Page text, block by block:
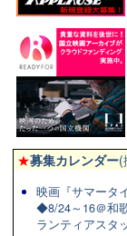
★募集カレンダー(
映画『サマータ
◆8/24～16＠和
ランティアスタ